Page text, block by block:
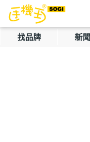
找品牌 新聞